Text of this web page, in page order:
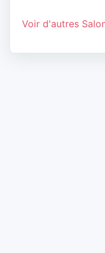
Voir d'autres